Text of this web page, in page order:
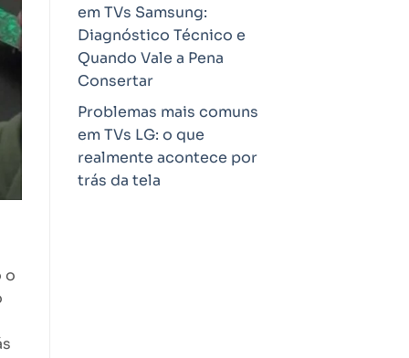
o
em TVs Samsung:
Diagnóstico Técnico e
Quando Vale a Pena
Consertar
Problemas mais comuns
em TVs LG: o que
realmente acontece por
trás da tela